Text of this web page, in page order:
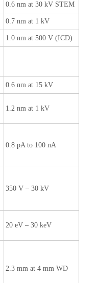
0.6 nm at 30 kV STEM
0.7 nm at 1 kV
1.0 nm at 500 V (ICD)
0.6 nm at 15 kV
1.2 nm at 1 kV
0.8 pA to 100 nA
350 V – 30 kV
20 eV – 30 keV
2.3 mm at 4 mm WD